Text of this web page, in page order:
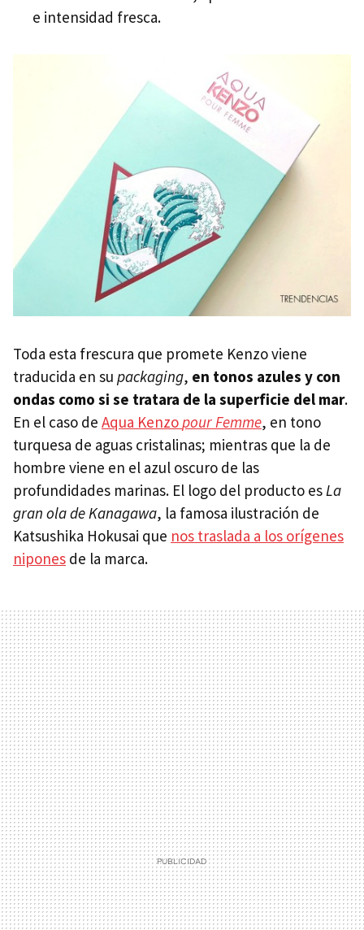
e intensidad fresca.
Toda esta frescura que promete Kenzo viene
traducida en su packaging, en tonos azules y con
ondas como si se tratara de la superficie del mar.
En el caso de Aqua Kenzopour Femme, en tono
turquesa de aguas cristalinas; mientras que la de
hombre viene en el azul oscuro de las
profundidades marinas. El logo del producto esLa
gran ola de Kanagawa, la famosa ilustración de
Katsushika Hokusai que nos traslada a los orígenes
nipones de la marca.